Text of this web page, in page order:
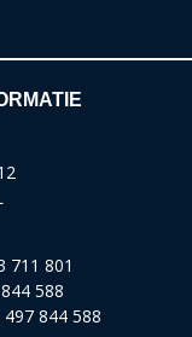
711 801
588
497 844 588